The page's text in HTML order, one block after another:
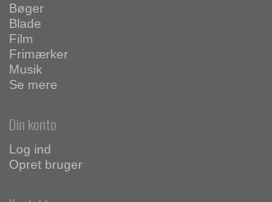
Bøger
Blade
Film
Frimærker
Musik
Se mere
Din konto
Log ind
Opret bruger